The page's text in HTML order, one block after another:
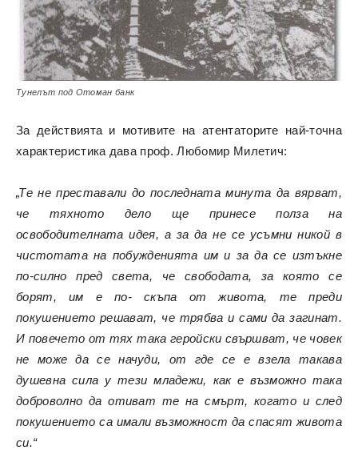
Тунелът под Отоман банк
За действията и мотивите на атентаторите най-точна
характеристика дава проф. Любомир Милетич:
„Те не преставали до последната минута да вярват,
че тяхното дело ще принесе полза на
освободителната идея, а за да не се усъмни никой в
чистотата на побужденията им и за да се изтъкне
по-силно пред света, че свободата, за която се
борят, им е по- скъпа от живота, те преди
покушението решават, че трябва и сами да загинат.
И повечето от тях така геройски свършват, че човек
не може да се начуди, от где се е взела такава
душевна сила у тези младежи, как е възможно така
доброволно да отиват те на смърт, когато и след
покушението са имали възможност да спасят живота
си.“